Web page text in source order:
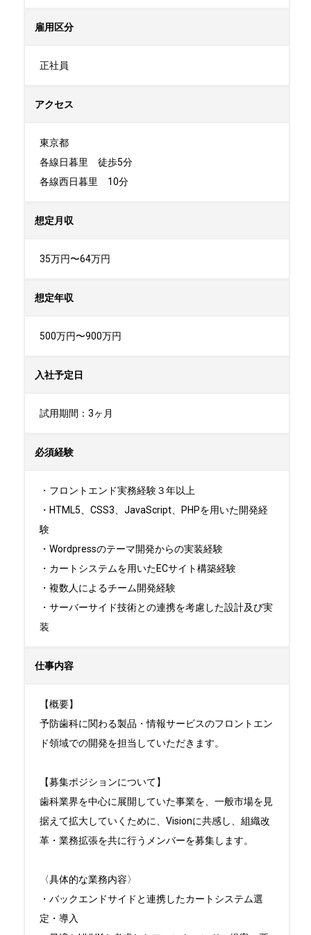
雇用区分
正社員
アクセス
東京都
各線日暮里　徒歩5分
各線西日暮里　10分
想定月収
35万円〜64万円
想定年収
500万円〜900万円
入社予定日
試用期間：3ヶ月
必須経験
・フロントエンド実務経験３年以上
・HTML5、CSS3、JavaScript、PHPを用いた開発経
験
・Wordpressのテーマ開発からの実装経験
・カートシステムを用いたECサイト構築経験
・複数人によるチーム開発経験
・サーバーサイド技術との連携を考慮した設計及び実
装
仕事内容
【概要】
予防歯科に関わる製品・情報サービスのフロントエン
ド領域での開発を担当していただきます。
【募集ポジションについて】
歯科業界を中心に展開していた事業を、一般市場を見
据えて拡大していくために、Visionに共感し、組織改
革・業務拡張を共に行うメンバーを募集します。
〈具体的な業務内容〉
・バックエンドサイドと連携したカートシステム選
定・導入